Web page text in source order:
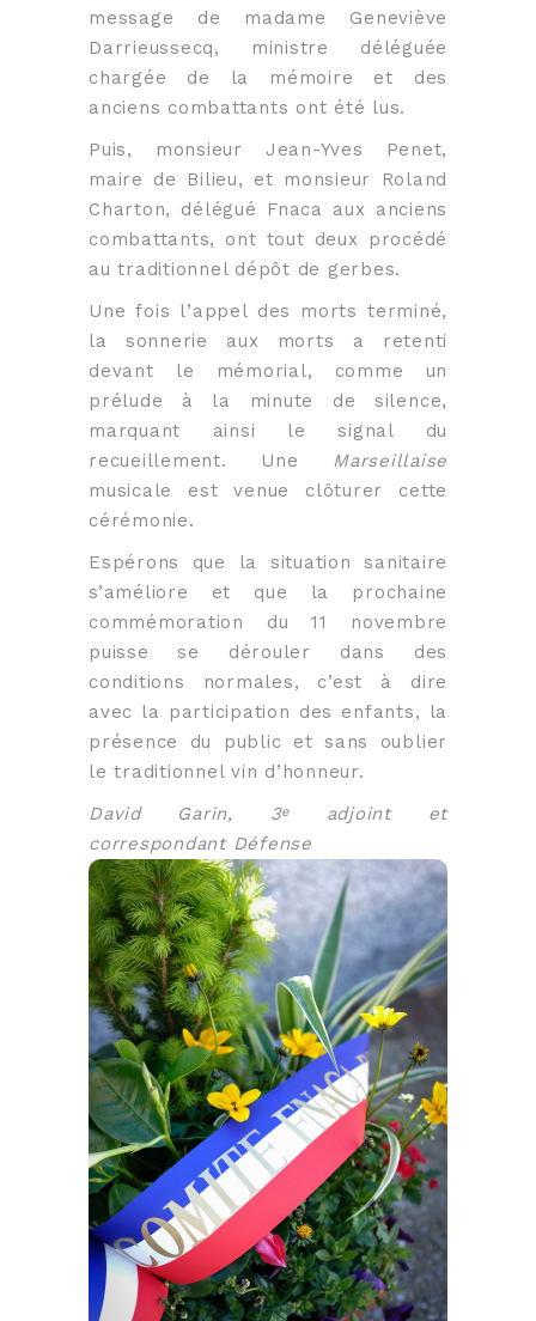
message de madame Geneviève
Darrieussecq, ministre déléguée
chargée de la mémoire et des
anciens combattants ont été lus.
Puis, monsieur Jean-Yves Penet,
maire de Bilieu, et monsieur Roland
Charton, délégué Fnaca aux anciens
combattants, ont tout deux procédé
au traditionnel dépôt de gerbes.
Une fois l’appel des morts terminé,
la sonnerie aux morts a retenti
devant le mémorial, comme un
prélude à la minute de silence,
marquant ainsi le signal du
recueillement. Une Marseillaise
musicale est venue clôturer cette
cérémonie.
Espérons que la situation sanitaire
s’améliore et que la prochaine
commémoration du 11 novembre
puisse se dérouler dans des
conditions normales, c’est à dire
avec la participation des enfants, la
présence du public et sans oublier
le traditionnel vin d’honneur.
David Garin, 3e
adjoint et
correspondant Défense